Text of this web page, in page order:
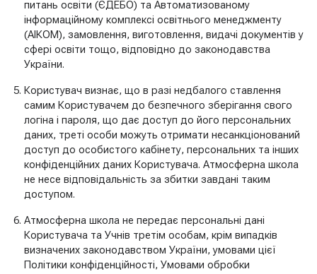
питань освіти (ЄДЕБО) та Автоматизованому
інформаційному комплексі освітнього менеджменту
(АІКОМ), замовлення, виготовлення, видачі документів у
сфері освіти тощо, відповідно до законодавства
України.
Користувач визнає, що в разі недбалого ставлення
самим Користувачем до безпечного зберігання свого
логіна і пароля, що дає доступ до його персональних
даних, треті особи можуть отримати несанкціонований
доступ до особистого кабінету, персональних та інших
конфіденційних даних Користувача. Атмосферна школа
не несе відповідальність за збитки завдані таким
доступом.
Атмосферна школа не передає персональні дані
Користувача та Учнів третім особам, крім випадків
визначених законодавством України, умовами цієї
Політики конфіденційності, Умовами обробки